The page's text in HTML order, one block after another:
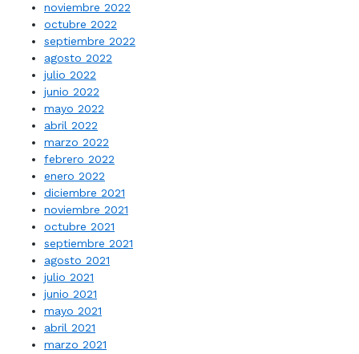
noviembre 2022
octubre 2022
septiembre 2022
agosto 2022
julio 2022
junio 2022
mayo 2022
abril 2022
marzo 2022
febrero 2022
enero 2022
diciembre 2021
noviembre 2021
octubre 2021
septiembre 2021
agosto 2021
julio 2021
junio 2021
mayo 2021
abril 2021
marzo 2021